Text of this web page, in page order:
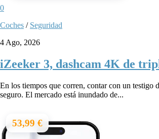
0
Coches / Seguridad
4 Ago, 2026
iZeeker 3, dashcam 4K de
En los tiempos que corren, contar con un testigo
seguro. El mercado está inundado de...
53,99 €